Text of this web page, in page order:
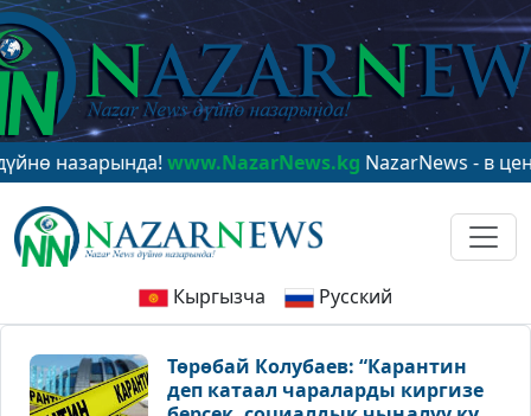
www.NazarNews.kgNazarNews - в центре
Кыргызча Русский
Төрөбай Колубаев: “Карантин
деп катаал чараларды киргизе